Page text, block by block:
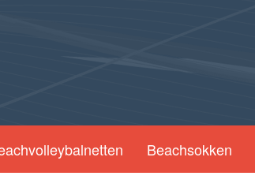
Beachsokken